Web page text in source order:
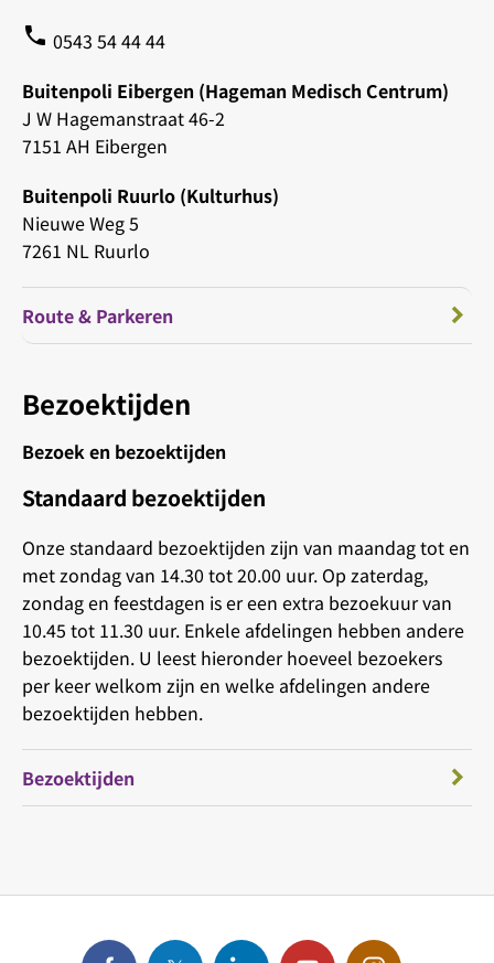
phone 0543 54 44 44
Buitenpoli Eibergen (Hageman Medisch Centrum)
J W Hagemanstraat 46-2
7151 AH Eibergen
Buitenpoli Ruurlo (Kulturhus)
Nieuwe Weg 5
7261 NL Ruurlo
Route & Parkeren
Bezoektijden
Bezoek en bezoektijden
Standaard bezoektijden
Onze standaard bezoektijden zijn van maandag tot en
met zondag van 14.30 tot 20.00 uur. Op zaterdag,
zondag en feestdagen is er een extra bezoekuur van
10.45 tot 11.30 uur. Enkele afdelingen hebben andere
bezoektijden. U leest hieronder hoeveel bezoekers
per keer welkom zijn en welke afdelingen andere
bezoektijden hebben.
Bezoektijden